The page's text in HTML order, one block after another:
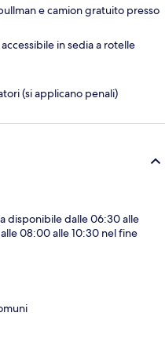
e camion gratuito presso
in sedia a rotelle
(si applicano penali)
disponibile dalle 06:30 alle
08:00 alle 10:30 nel fine